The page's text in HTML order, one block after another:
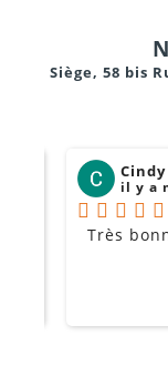
Siège, 58 bis
Cindy
il y a
Très